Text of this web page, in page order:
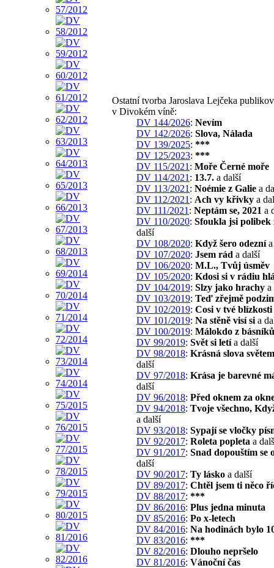
Ostatní tvorba Jaroslava Lejčeka
v Divokém víně:
DV 144/2026: Nevím
DV 142/2026: Slova, Nálada
DV 139/2025: ***
DV 125/2023: ***
DV 115/2021 : Moře Černé moře
DV 114/2021 : 13.7. a další
DV 113/2021 : Noémie z Galie a
DV 112/2021 : Ach vy křivky a
DV 111/2021 : Neptám se, 2021 a
DV 110/2020: Sfoukla jsi polibek
další
DV 108/2020: Když šero odezní
DV 107/2020: Jsem rád a další
DV 106/2020: M.L., Tvůj úsměv
DV 105/2020: Kdosi si v rádiu
DV 104/2019: Slzy jako hrachy a
DV 103/2019: Teď zřejmě
DV 102/2019: Cosi v tvé blízkosti
DV 101/2019: Na stěně visí si a
DV 100/2019: Málokdo z básníků
DV 99/2019: Svět si letía další
DV 98/2018: Krásná slova
další
DV 97/2018: Krása je barevné
další
DV 96/2018: Před oknem za
DV 94/2018: Tvoje všechno,
a další
DV 93/2018: Sypají se vločky
DV 92/2017: Roleta popleta a
DV 91/2017: Snad dopouštím se
další
DV 90/2017: Ty lásko a další
DV 89/2017: Chtěl jsem ti něco
DV 88/2017: ***
DV 86/2016: Plus jedna minuta
DV 85/2016: Po x-letech
DV 84/2016: Na hodinách bylo
DV 83/2016: ***
DV 82/2016: Dlouho nepršelo
DV 81/2016: Vánoční čas